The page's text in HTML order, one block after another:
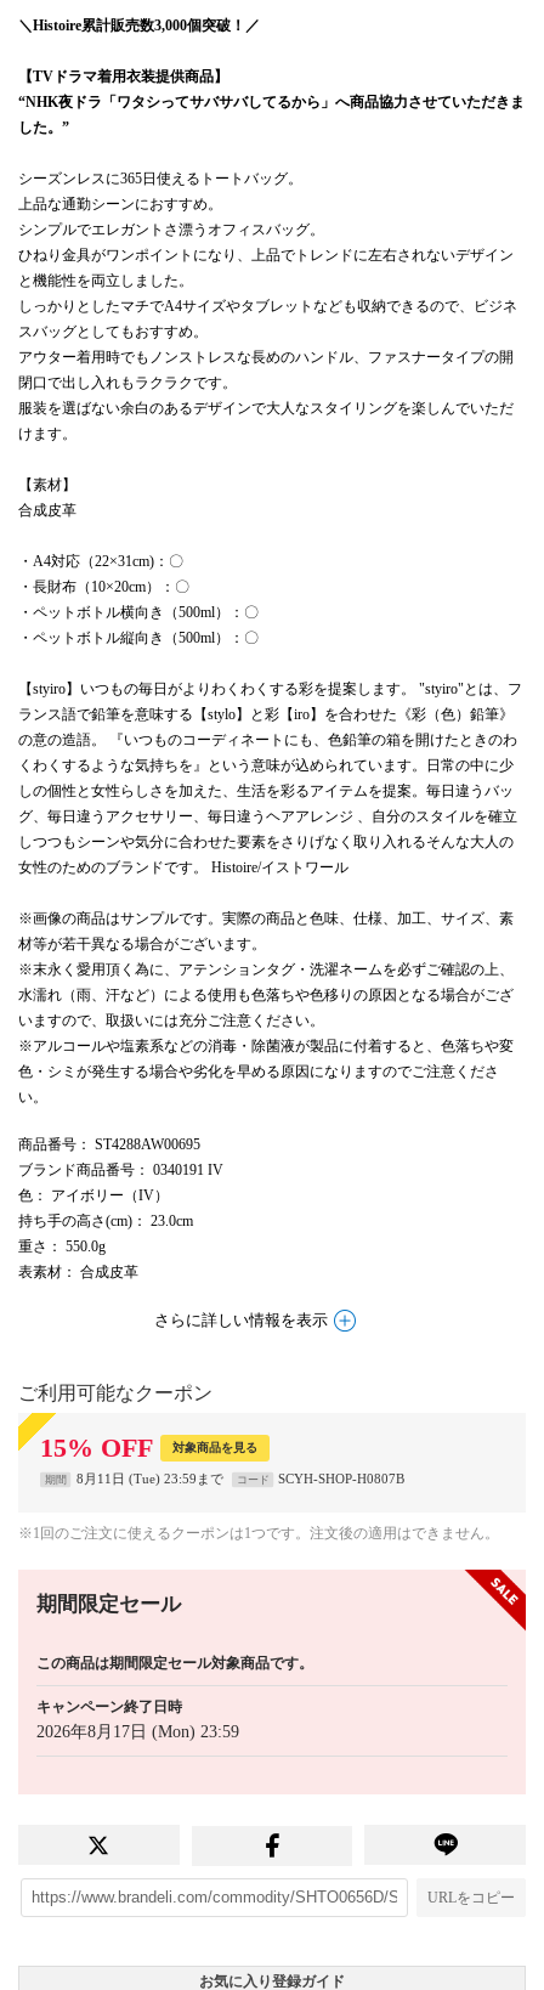
＼Histoire累計販売数3,000個突破！／
【TVドラマ着用衣装提供商品】
“NHK夜ドラ「ワタシってサバサバしてるから」へ商品協力させていただきま
した。”
シーズンレスに365日使えるトートバッグ。
上品な通勤シーンにおすすめ。
シンプルでエレガントさ漂うオフィスバッグ。
ひねり金具がワンポイントになり、上品でトレンドに左右されないデザイン
と機能性を両立しました。
しっかりとしたマチでA4サイズやタブレットなども収納できるので、ビジネ
スバッグとしてもおすすめ。
アウター着用時でもノンストレスな長めのハンドル、ファスナータイプの開
閉口で出し入れもラクラクです。
服装を選ばない余白のあるデザインで大人なスタイリングを楽しんでいただ
けます。
【素材】
合成皮革
・A4対応（22×31cm)：〇
・長財布（10×20cm）：〇
・ペットボトル横向き（500ml）：〇
・ペットボトル縦向き（500ml）：〇
【styiro】いつもの毎日がよりわくわくする彩を提案します。 "styiro"とは、フ
ランス語で鉛筆を意味する【stylo】と彩【iro】を合わせた《彩（色）鉛筆》
の意の造語。 『いつものコーディネートにも、色鉛筆の箱を開けたときのわ
くわくするような気持ちを』という意味が込められています。日常の中に少
しの個性と女性らしさを加えた、生活を彩るアイテムを提案。毎日違うバッ
グ、毎日違うアクセサリー、毎日違うヘアアレンジ 、自分のスタイルを確立
しつつもシーンや気分に合わせた要素をさりげなく取り入れるそんな大人の
女性のためのブランドです。 Histoire/イストワール
※画像の商品はサンプルです。実際の商品と色味、仕様、加工、サイズ、素
材等が若干異なる場合がございます。
※末永く愛用頂く為に、アテンションタグ・洗濯ネームを必ずご確認の上、
水濡れ（雨、汗など）による使用も色落ちや色移りの原因となる場合がござ
いますので、取扱いには充分ご注意ください。
※アルコールや塩素系などの消毒・除菌液が製品に付着すると、色落ちや変
色・シミが発生する場合や劣化を早める原因になりますのでご注意くださ
い。
商品番号 ： ST4288AW00695
ブランド商品番号 ： 0340191 IV
色 ： アイボリー（IV）
持ち手の高さ(cm) ： 23.0cm
重さ ： 550.0g
表素材 ： 合成皮革
さらに詳しい情報を表示
ご利用可能なクーポン
15% OFF 対象商品を見る
期間 8月11日 (Tue) 23:59まで コード SCYH-SHOP-H0807B
※1回のご注文に使えるクーポンは1つです。注文後の適用はできません。
期間限定セール
この商品は期間限定セール対象商品です。
キャンペーン終了日時
2026年8月17日 (Mon) 23:59
URLをコピー
お気に入り登録ガイド